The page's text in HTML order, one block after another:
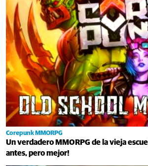
Corepunk MMORPG
Un verdadero MMORPG de la vieja
antes, pero mejor!